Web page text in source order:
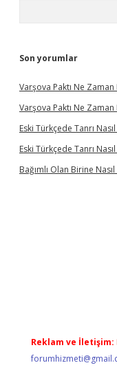
Son yorumlar
Varşova Paktı Ne Zaman
Varşova Paktı Ne Zaman
Eski Türkçede Tanrı Nasıl
Eski Türkçede Tanrı Nasıl
Bağımlı Olan Birine
Reklam ve İletişim: